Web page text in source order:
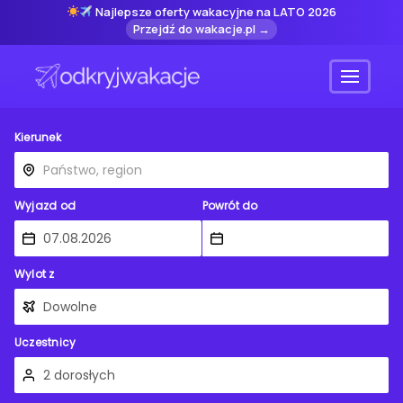
Najlepsze oferty wakacyjne na LATO 2026
Przejdź do wakacje.pl →
Menu
Kierunek
Wyjazd od Powrót do
Wylot z
Uczestnicy